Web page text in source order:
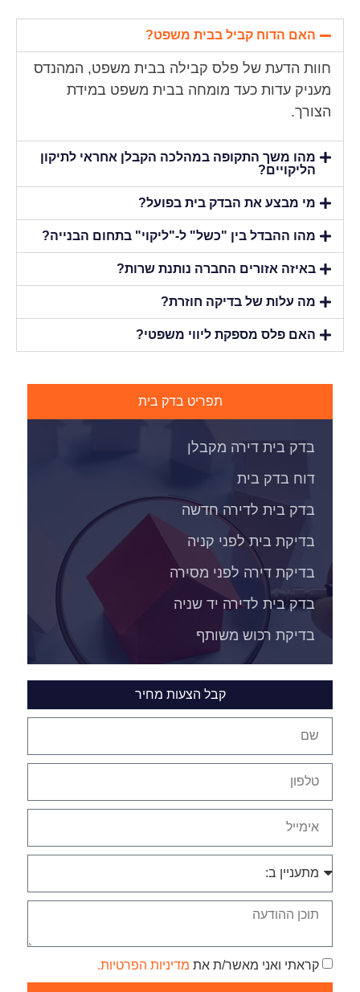
האם הדוח קביל בבית משפט?
חוות הדעת של פלס קבילה בבית משפט, המהנדס
מעניק עדות כעד מומחה בבית משפט במידת
הצורך.
מהו משך התקופה במהלכה הקבלן אחראי לתיקון
הליקויים?
מי מבצע את הבדק בית בפועל?
מהו ההבדל בין "כשל" ל-"ליקוי" בתחום הבנייה?
באיזה אזורים החברה נותנת שרות?
מה עלות של בדיקה חוזרת?
האם פלס מספקת ליווי משפטי?
תפריט בדק בית
בדק בית דירה מקבלן
דוח בדק בית
בדק בית לדירה חדשה
בדיקת בית לפני קניה
בדיקת דירה לפני מסירה
בדק בית לדירה יד שניה
בדיקת רכוש משותף
קבל הצעות מחיר
קראתי ואני מאשר/ת את מדיניות הפרטיות.